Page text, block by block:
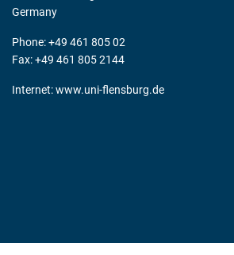
Germany
Phone: +49 461 805 02
Fax: +49 461 805 2144
Internet:www.uni-flensburg.de